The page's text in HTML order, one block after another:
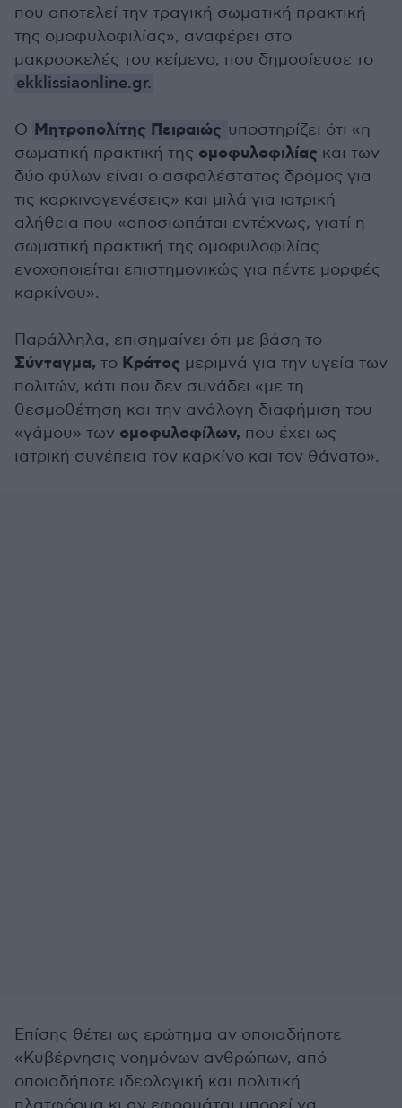
που αποτελεί την τραγική σωματική πρακτική
της ομοφυλοφιλίας», αναφέρει στο
μακροσκελές του κείμενο, που δημοσίευσε το
ekklissiaonline.gr.
Ο Μητροπολίτης Πειραιώς υποστηρίζει ότι «η
σωματική πρακτική της ομοφυλοφιλίας και των
δύο φύλων είναι ο ασφαλέστατος δρόμος για
τις καρκινογενέσεις» και μιλά για ιατρική
αλήθεια που «αποσιωπάται εντέχνως, γιατί η
σωματική πρακτική της ομοφυλοφιλίας
ενοχοποιείται επιστημονικώς για πέντε μορφές
καρκίνου».
Παράλληλα, επισημαίνει ότι με βάση το
Σύνταγμα, το Κράτος μεριμνά για την υγεία των
πολιτών, κάτι που δεν συνάδει «με τη
θεσμοθέτηση και την ανάλογη διαφήμιση του
«γάμου» των ομοφυλοφίλων, που έχει ως
ιατρική συνέπεια τον καρκίνο και τον θάνατο».
Επίσης θέτει ως ερώτημα αν οποιαδήποτε
«Κυβέρνησις νοημόνων ανθρώπων, από
οποιαδήποτε ιδεολογική και πολιτική